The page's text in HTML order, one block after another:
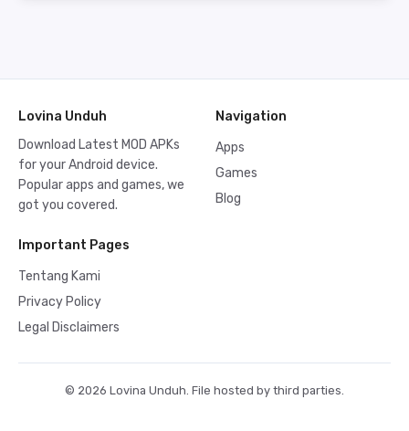
Lovina Unduh
Download Latest MOD APKs
for your Android device.
Popular apps and games, we
got you covered.
Navigation
Apps
Games
Blog
Important Pages
Tentang Kami
Privacy Policy
Legal Disclaimers
© 2026 Lovina Unduh. File hosted by third parties.